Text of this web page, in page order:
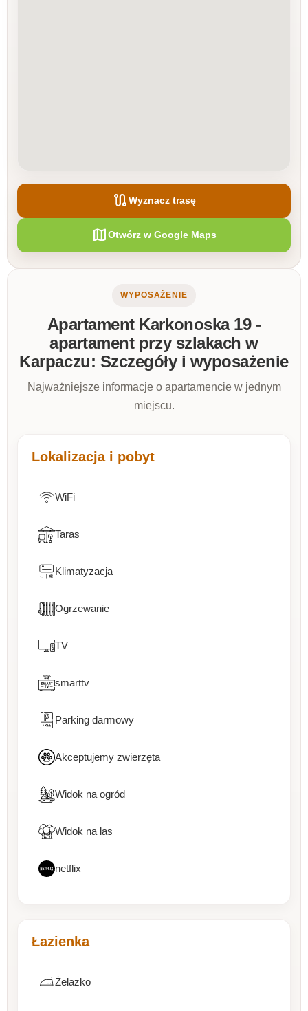
routeWyznacz trasę
mapOtwórz w Google Maps
WYPOSAŻENIE
Apartament Karkonoska 19 -
apartament przy szlakach w
Karpaczu: Szczegóły i wyposażenie
Najważniejsze informacje o apartamencie w jednym
miejscu.
Lokalizacja i pobyt
WiFi
Taras
Klimatyzacja
Ogrzewanie
TV
smarttv
Parking darmowy
Akceptujemy zwierzęta
Widok na ogród
Widok na las
netflix
Łazienka
Żelazko